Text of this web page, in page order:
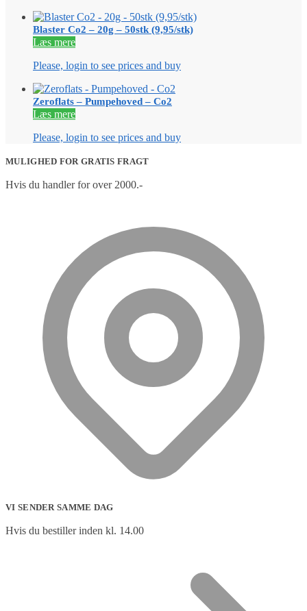
Blaster Co2 – 20g – 50stk (9,95/stk)
Læs mere
Please, login to see prices and buy
Zeroflats – Pumpehoved – Co2
Læs mere
Please, login to see prices and buy
MULIGHED FOR GRATIS FRAGT
Hvis du handler for over 2000.-
VI SENDER SAMME DAG
Hvis du bestiller inden kl. 14.00